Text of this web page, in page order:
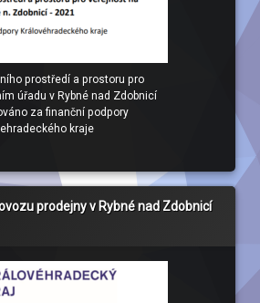
prostředí a prostoru pro
úřadu v Rybné nad Zdobnicí
za finanční podpory
kraje
prodejny v Rybné nad Zdobnicí